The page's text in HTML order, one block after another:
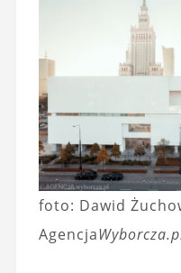
foto: Dawid
Agencja